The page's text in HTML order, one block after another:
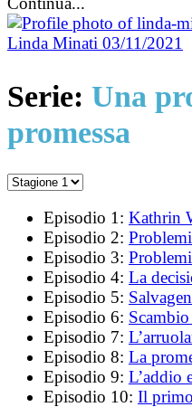
Linda Minati 03/11/2021
Serie: Una
promessa
Episodio 1: Kathrin
Episodio 2:
Episodio 3:
Episodio 4: La
Episodio 5:
Episodio 6:
Episodio 7:
Episodio 8: La
Episodio 9: L’addio
Episodio 10: Il